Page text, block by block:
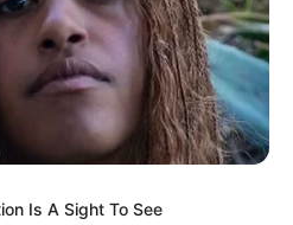
Is A Sight To See